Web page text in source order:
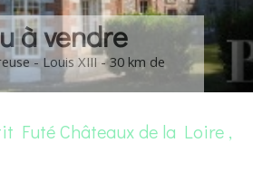
à vendre
- Louis XIII - 30 km de
Futé Châteaux de la Loire ,